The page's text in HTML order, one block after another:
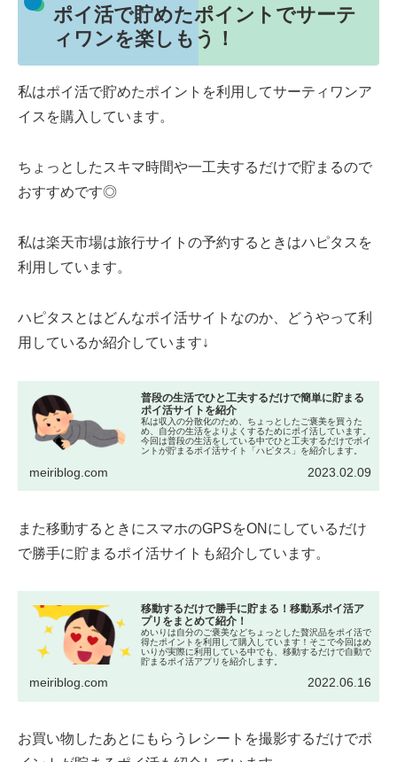
ポイ活で貯めたポイントでサーテ
ィワンを楽しもう！
私はポイ活で貯めたポイントを利用してサーティワンア
イスを購入しています。
ちょっとしたスキマ時間や一工夫するだけで貯まるので
おすすめです◎
私は楽天市場は旅行サイトの予約するときはハピタスを
利用しています。
ハピタスとはどんなポイ活サイトなのか、どうやって利
用しているか紹介しています↓
普段の生活でひと工夫するだけで簡単に貯まる
ポイ活サイトを紹介
私は収入の分散化のため、ちょっとしたご褒美を買うた
め、自分の生活をよりよくするためにポイ活しています。
今回は普段の生活をしている中でひと工夫するだけでポイ
ントが貯まるポイ活サイト「ハピタス」を紹介します。
meiriblog.com 2023.02.09
また移動するときにスマホのGPSをONにしているだけ
で勝手に貯まるポイ活サイトも紹介しています。
移動するだけで勝手に貯まる！移動系ポイ活ア
プリをまとめて紹介！
めいりは自分のご褒美などちょっとした贅沢品をポイ活で
得たポイントを利用して購入しています！そこで今回はめ
いりが実際に利用している中でも、移動するだけで自動で
貯まるポイ活アプリを紹介します。
meiriblog.com 2022.06.16
お買い物したあとにもらうレシートを撮影するだけでポ